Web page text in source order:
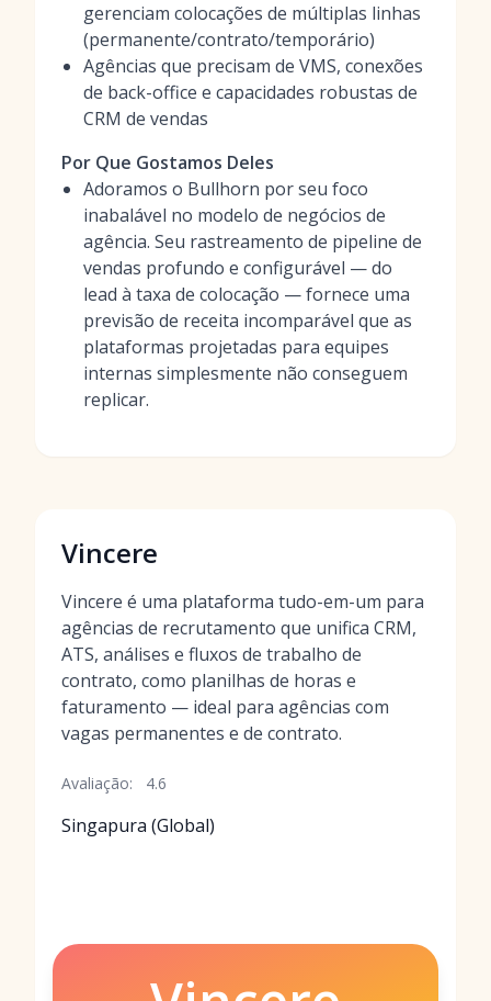
gerenciam colocações de múltiplas linhas
(permanente/contrato/temporário)
Agências que precisam de VMS, conexões
de back-office e capacidades robustas de
CRM de vendas
Por Que Gostamos Deles
Adoramos o Bullhorn por seu foco
inabalável no modelo de negócios de
agência. Seu rastreamento de pipeline de
vendas profundo e configurável — do
lead à taxa de colocação — fornece uma
previsão de receita incomparável que as
plataformas projetadas para equipes
internas simplesmente não conseguem
replicar.
Vincere
Vincere é uma plataforma tudo-em-um para
agências de recrutamento que unifica CRM,
ATS, análises e fluxos de trabalho de
contrato, como planilhas de horas e
faturamento — ideal para agências com
vagas permanentes e de contrato.
Avaliação: 4.6
Singapura (Global)